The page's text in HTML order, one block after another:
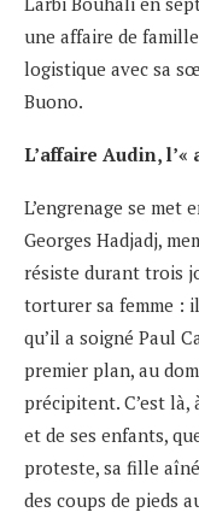
une affaire de
logistique avec sa
Buono.
L’affaire Audin, l’«
L’engrenage se met
Georges Hadjadj,
résiste durant trois
torturer sa femme :
qu’il a soigné Paul
premier plan, au
précipitent. C’est là,
et de ses enfants,
proteste, sa fille
des coups de pieds